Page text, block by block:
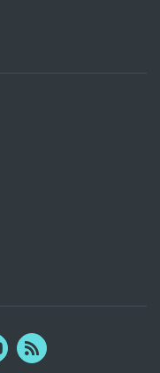
YouTubeRSS